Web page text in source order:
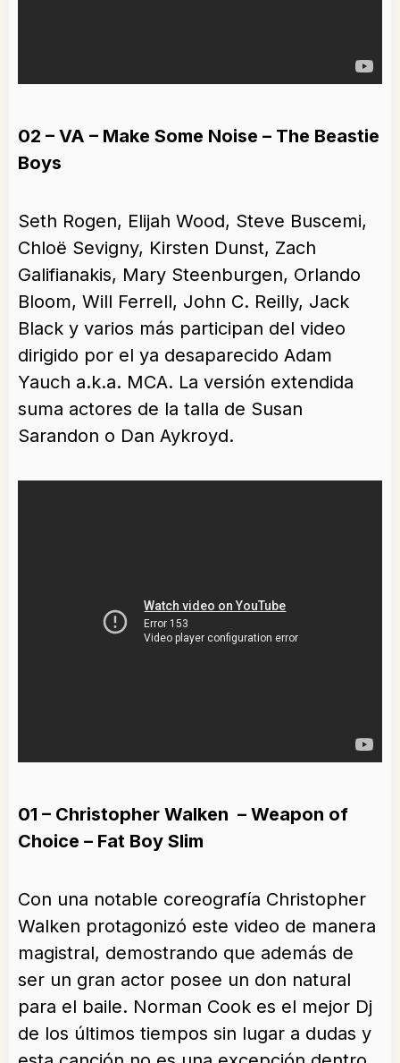
02 – VA – Make Some Noise – The Beastie
Boys
Seth Rogen, Elijah Wood, Steve Buscemi,
Chloë Sevigny, Kirsten Dunst, Zach
Galifianakis, Mary Steenburgen, Orlando
Bloom, Will Ferrell, John C. Reilly, Jack
Black y varios más participan del video
dirigido por el ya desaparecido Adam
Yauch a.k.a. MCA. La versión extendida
suma actores de la talla de Susan
Sarandon o Dan Aykroyd.
01 – Christopher Walken – Weapon of
Choice – Fat Boy Slim
Con una notable coreografía Christopher
Walken protagonizó este video de manera
magistral, demostrando que además de
ser un gran actor posee un don natural
para el baile. Norman Cook es el mejor Dj
de los últimos tiempos sin lugar a dudas y